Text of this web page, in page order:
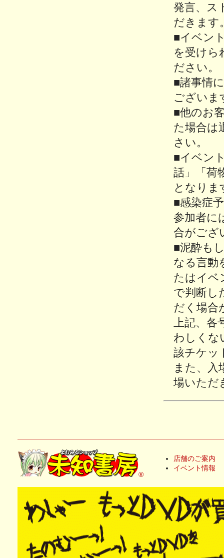
発言、ス
だきます
■イベン
を受けら
ださい。
■諸事情
ございま
■他のお
た場合は
さい。
■イベン
話」「荷
となりま
■感染症
参加者に
合がござ
■泥酔も
なる言動
たはイベ
で判断し
だく場合
上記、
わしくな
該チケッ
また、入
場いただ
®
店舗のご案内
イベント情報